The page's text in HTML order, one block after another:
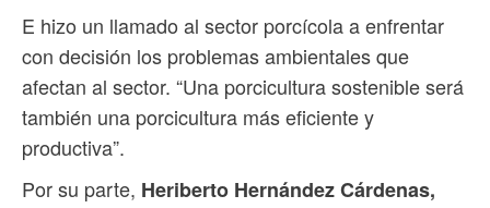
E hizo un llamado al sector porcícola a enfrentar
con decisión los problemas ambientales que
afectan al sector. “Una porcicultura sostenible será
también una porcicultura más eficiente y
productiva”.
Por su parte, Heriberto Hernández Cárdenas,